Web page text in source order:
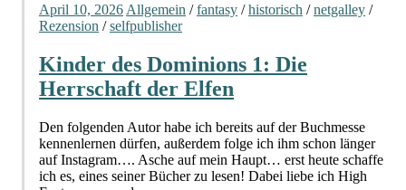
April 10, 2026 Allgemein /fantasy /historisch /netgalley /
Rezension /selfpublisher
Kinder des Dominions 1: Die
Herrschaft der Elfen
Den folgenden Autor habe ich bereits auf der Buchmesse
kennenlernen dürfen, außerdem folge ich ihm schon länger
auf Instagram…. Asche auf mein Haupt… erst heute schaffe
ich es, eines seiner Bücher zu lesen! Dabei liebe ich High